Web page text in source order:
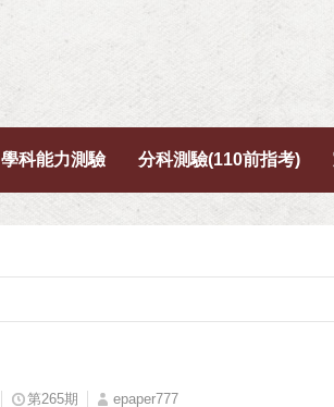
學科能力測驗 分科測驗(110前指考)
第265期 epaper777